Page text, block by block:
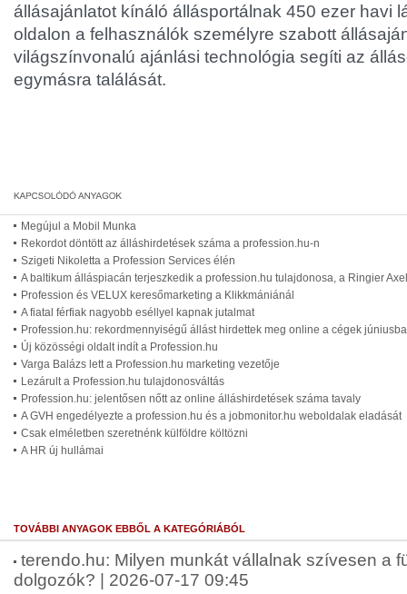
állásajánlatot kínáló állásportálnak 450 ezer havi
oldalon a felhasználók személyre szabott
világszínvonalú ajánlási technológia segíti az
egymásra találását.
Megújul a Mobil Munka
Rekordot döntött az álláshirdetések száma a profession.hu-n
Szigeti Nikoletta a Profession Services élén
A baltikum álláspiacán terjeszkedik a profession.hu tulajdonosa, a Ringier
Profession és VELUX keresőmarketing a Klikkmániánál
A fiatal férfiak nagyobb eséllyel kapnak jutalmat
Profession.hu: rekordmennyiségű állást hirdettek meg online a cégek
Új közösségi oldalt indít a Profession.hu
Varga Balázs lett a Profession.hu marketing vezetője
Lezárult a Profession.hu tulajdonosváltás
Profession.hu: jelentősen nőtt az online álláshirdetések száma tavaly
A GVH engedélyezte a profession.hu és a jobmonitor.hu weboldalak eladását
Csak elméletben szeretnénk külföldre költözni
A HR új hullámai
TOVÁBBI ANYAGOK EBBŐL A KATEGÓRIÁBÓL
terendo.hu: Milyen munkát vállalnak szívesen a
dolgozók? | 2026-07-17 09:45